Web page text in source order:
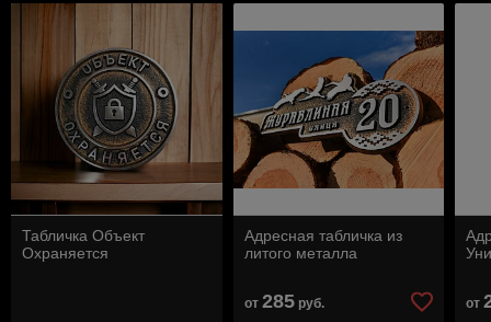
Табличка Объект
Охраняется
Адресная табличка из
литого металла
от 285руб. от